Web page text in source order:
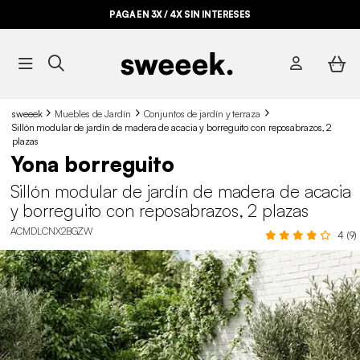
PAGA EN 3X / 4X SIN INTERESES
sweeek Muebles de Jardín
Conjuntos de jardín y terraza
Sillón modular de jardín de madera de acacia y borreguito con reposabrazos, 2
plazas
Yona borreguito
Sillón modular de jardín de madera de acacia
y borreguito con reposabrazos, 2 plazas
ACMDLCNX2BGZW 4 (9)